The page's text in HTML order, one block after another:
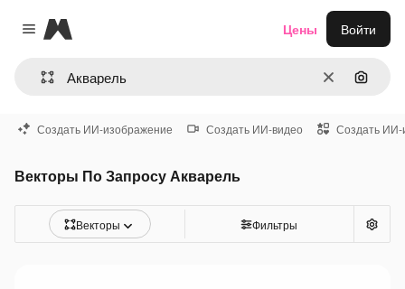
Close menu
Magnific
ОчиститьПоиск
Цены Войти
Создать ИИ-изображение Создать ИИ-видео Создать ИИ-
Векторы По Запросу Акварель
Векторы Фильтры